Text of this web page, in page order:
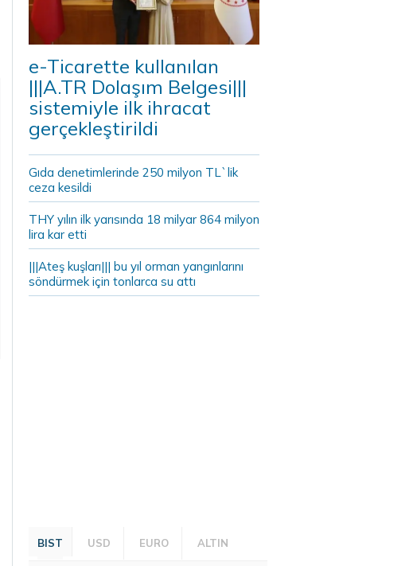
e-Ticarette kullanılan
|||A.TR Dolaşım Belgesi|||
sistemiyle ilk ihracat
gerçekleştirildi
Gıda denetimlerinde 250 milyon TL`lik
ceza kesildi
THY yılın ilk yarısında 18 milyar 864 milyon
lira kar etti
|||Ateş kuşları||| bu yıl orman yangınlarını
söndürmek için tonlarca su attı
BIST USD EURO ALTIN